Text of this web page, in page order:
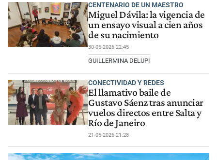
CENTENARIO DE UN MAESTRO
Miguel Dávila: la vigencia de
un ensayo visual a cien años
de su nacimiento
30-05-2026 22:45
GUILLERMINA DELUPI
CONECTIVIDAD Y REDES
El llamativo baile de
Gustavo Sáenz tras anunciar
vuelos directos entre Salta y
Río de Janeiro
21-05-2026 21:28